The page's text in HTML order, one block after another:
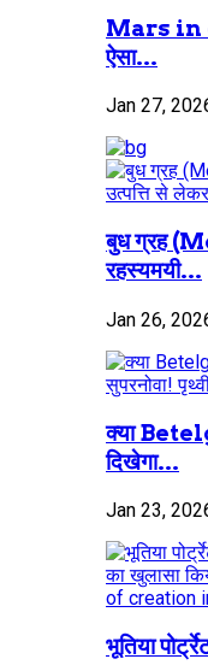
Mars in
ऐसा...
Jan 27,
बुध ग्रह
रहस्यमयी...
Jan 26,
क्या
दिखेगा...
Jan 23,
भूतिया